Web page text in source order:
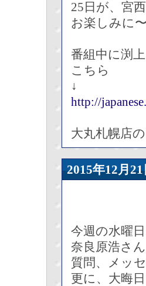
25日が、宮
お楽しみに
番組中に渕
こちら
↓
http://
大丸札幌店
2015年12
今週の水曜日
奈良原浩さ
質問、メッ
更に、大晦